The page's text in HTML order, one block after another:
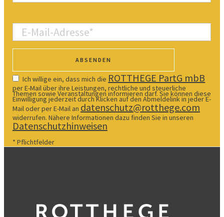
Ich willige ein, dass mich die ROTTHEGE PartG mbB
per E-Mail über ihre Leistungen, rechtliche und steuerliche
Themen sowie Veranstaltungen informieren darf. Sie können diese
Einwilligung jederzeit durch Klicken auf den Abmeldelink in jeder E-
Mail oder per E-Mail an datenschutz@rotthege.com
widerrufen. Nähere Informationen dazu finden Sie in unseren
Datenschutzhinweisen
* Pflichtfelder